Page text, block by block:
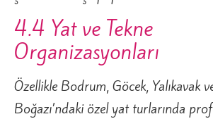
4.4 Yat ve Tekne
Organizasyonları
Özellikle Bodrum, Göcek, Yalıkavak
Boğazı’ndaki özel yat turlarında